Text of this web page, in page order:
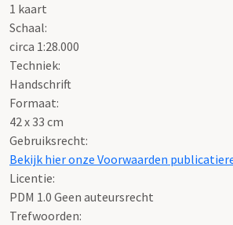
1 kaart
Schaal:
circa 1:28.000
Techniek:
Handschrift
Formaat:
42 x 33 cm
Gebruiksrecht:
Bekijk hier onze Voorwaarden
Licentie:
PDM 1.0 Geen auteursrecht
Trefwoorden: